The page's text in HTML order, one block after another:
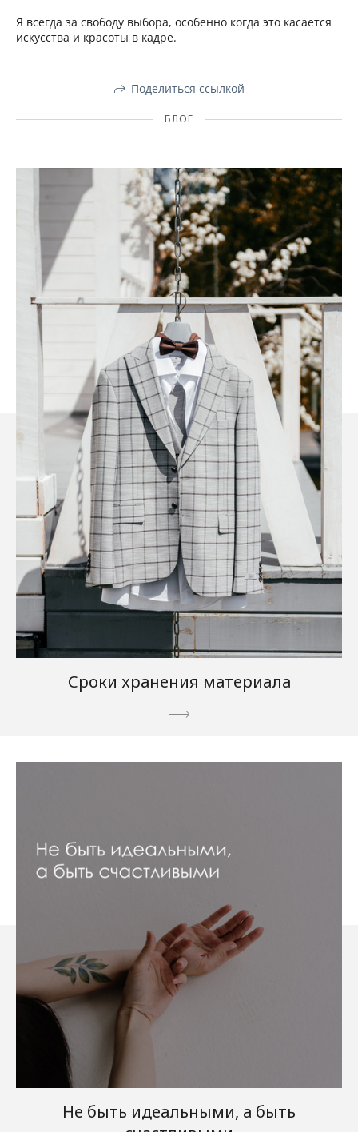
Я всегда за свободу выбора, особенно когда это касается
искусства и красоты в кадре.
Поделиться ссылкой
БЛОГ
Сроки хранения материала
Не быть идеальными, а быть